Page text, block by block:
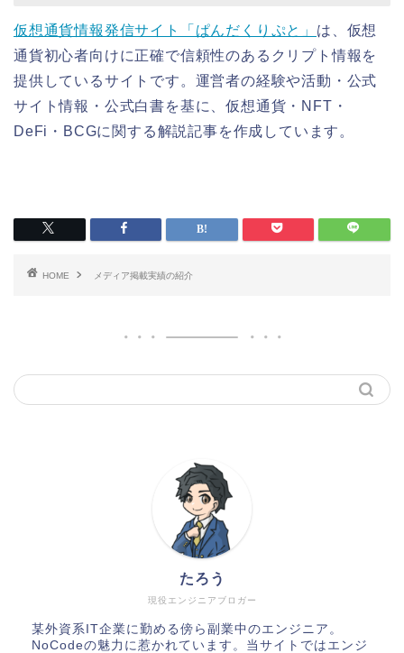
仮想通貨情報発信サイト「ぱんだくりぷと」 は、仮想
通貨初心者向けに正確で信頼性のあるクリプト情報を
提供しているサイトです。運営者の経験や活動・公式
サイト情報・公式白書を基に、仮想通貨・NFT・
DeFi・BCGに関する解説記事を作成しています。
HOME メディア掲載実績の紹介
現役エンジニアブロガー
たろう
某外資系IT企業に勤める傍ら副業中のエンジニア。
NoCodeの魅力に惹かれています。当サイトではエンジ